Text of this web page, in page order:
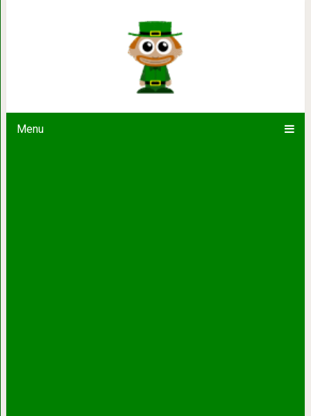
Menu
Однажды ты поблагодаришь Бога,